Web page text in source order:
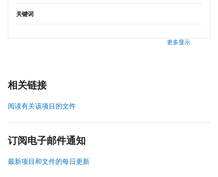
关键词
更多显示
相关链接
阅读有关该项目的文件
订阅电子邮件通知
最新项目和文件的每日更新